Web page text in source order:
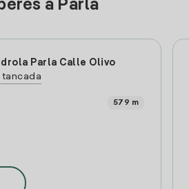
a Parla
Parla Calle Olivo
579 m